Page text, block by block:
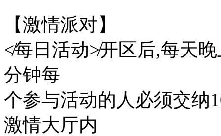
【激情派对】
≮每日活动≯开区后,每天
分钟每
个参与活动的人必须交纳
激情大厅内